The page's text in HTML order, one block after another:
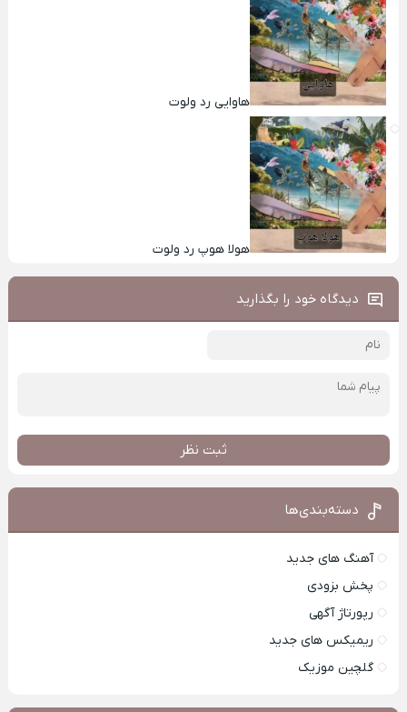
هاوایی رد ولوت
هولا هوپ رد ولوت
دیدگاه خود را بگذارید
ثبت نظر
دسته‌بندی‌ها
آهنگ های جدید
پخش بزودی
رپورتاژ آگهی
ریمیکس های جدید
گلچین موزیک